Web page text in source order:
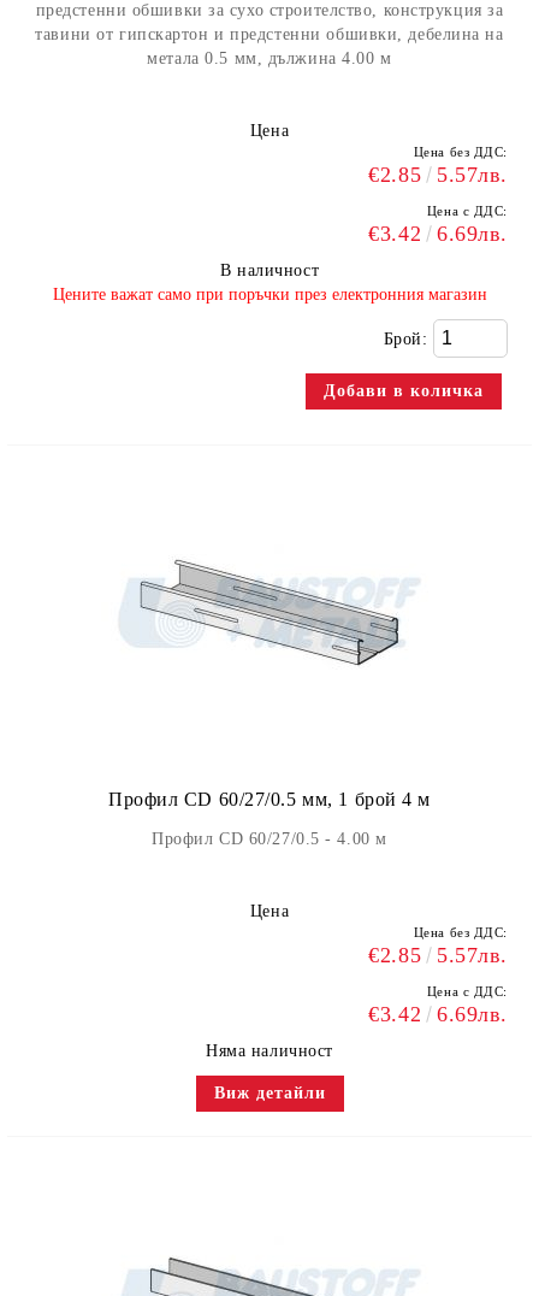
предстенни обшивки за сухо строителство, конструкция за
тавини от гипскартон и предстенни обшивки, дебелина на
метала 0.5 мм, дължина 4.00 м
Цена
Цена без ДДС:
€2.85 5.57лв.
Цена с ДДС:
€3.42 6.69лв.
В наличност
​Цените важат само при поръчки през електронния магазин
Брой:
Профил CD 60/27/0.5 мм, 1 брой 4 м
Профил CD 60/27/0.5 - 4.00 м
Цена
Цена без ДДС:
€2.85 5.57лв.
Цена с ДДС:
€3.42 6.69лв.
Няма наличност
Виж детайли